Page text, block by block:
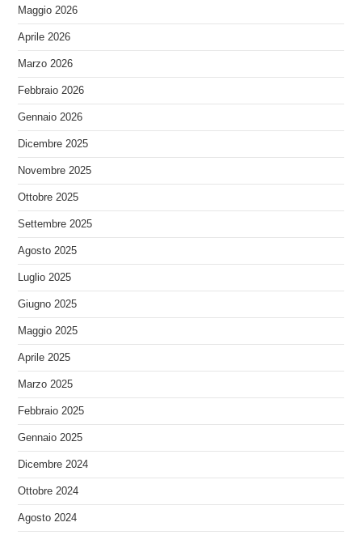
Maggio 2026
Aprile 2026
Marzo 2026
Febbraio 2026
Gennaio 2026
Dicembre 2025
Novembre 2025
Ottobre 2025
Settembre 2025
Agosto 2025
Luglio 2025
Giugno 2025
Maggio 2025
Aprile 2025
Marzo 2025
Febbraio 2025
Gennaio 2025
Dicembre 2024
Ottobre 2024
Agosto 2024